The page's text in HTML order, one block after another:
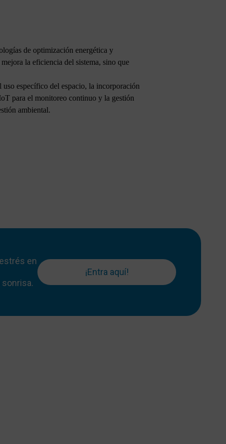
de optimización energética y
la eficiencia del sistema, sino que
específico del espacio, la incorporación
para el monitoreo continuo y la gestión
ambiental.
en
sonrisa.
¡Entra aquí!